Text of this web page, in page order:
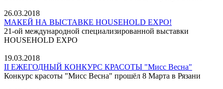
26.03.2018
МАКЕЙ НА ВЫСТАВКЕ HOUSEHOLD EXPO!
21-ой международной специализированной выставки
HOUSEHOLD EXPO
19.03.2018
II ЕЖЕГОДНЫЙ КОНКУРС КРАСОТЫ "Мисс Весна"
Конкурс красоты "Мисс Весна" прошёл 8 Марта в Рязани